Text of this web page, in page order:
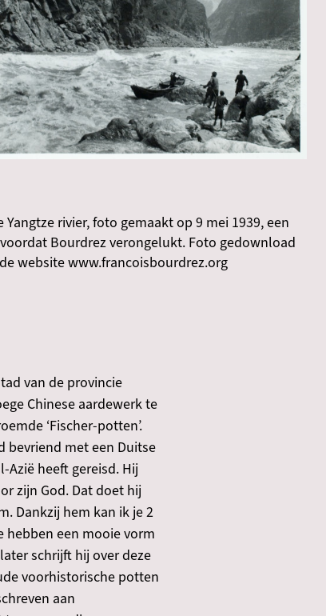
Yangtze rivier, foto gemaakt op 9 mei 1939, een
Bourdrez verongelukt. Foto gedownload
website www.francoisbourdrez.org
van de provincie
Chinese aardewerk te
‘Fischer-potten’.
bevriend met een Duitse
heeft gereisd. Hij
zijn God. Dat doet hij
Dankzij hem kan ik je 2
hebben een mooie vorm
schrijft hij over deze
voorhistorische potten
aan